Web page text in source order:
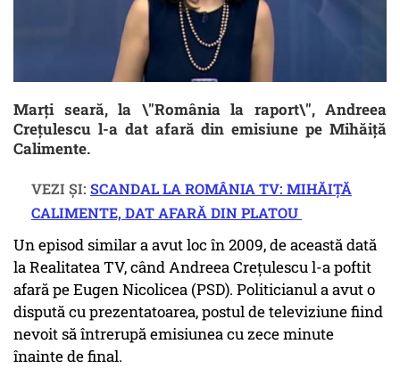
Marți seară, la \"România la raport\", Andreea
Crețulescu l-a dat afară din emisiune pe Mihăiță
Calimente.
VEZI ȘI: SCANDAL LA ROMÂNIA TV: MIHĂIȚĂ
CALIMENTE, DAT AFARĂ DIN PLATOU
Un episod similar a avut loc în 2009, de această dată
la Realitatea TV, când Andreea Crețulescu l-a poftit
afară pe Eugen Nicolicea (PSD). Politicianul a avut o
dispută cu prezentatoarea, postul de televiziune fiind
nevoit să întrerupă emisiunea cu zece minute
înainte de final.